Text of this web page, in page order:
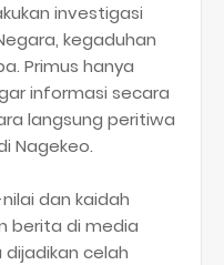
investigasi
kegaduhan
Primus hanya
informasi secara
langsung peritiwa
Nagekeo.
dan kaidah
berita di media
celah